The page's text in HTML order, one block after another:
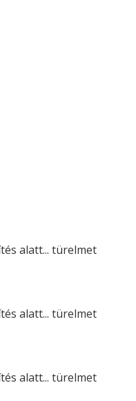
alatt... türelmet
alatt... türelmet
alatt... türelmet